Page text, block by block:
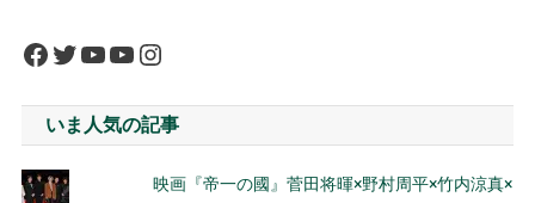
Facebook
Twitter
YouTube
YouTube
Instagram
いま人気の記事
映画『帝一の國』菅田将暉×野村周平×竹内涼真×